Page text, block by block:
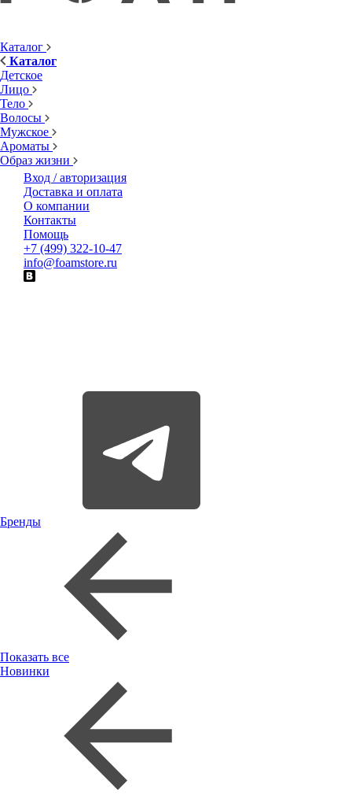
Каталог
Каталог
Детское
Лицо
Тело
Волосы
Мужское
Ароматы
Образ жизни
Вход / авторизация
Доставка и оплата
О компании
Контакты
Помощь
+7 (499) 322-10-47
info@foamstore.ru
Бренды
Показать все
Новинки